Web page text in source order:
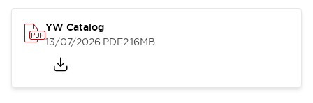
YW Catalog
13/07/2026.PDF2.16MB